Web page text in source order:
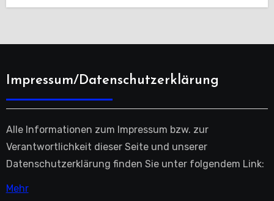
Impressum/Datenschutzerklärung
Alle Informationen zum Impressum bzw. zur
Verantwortlichkeit dieser Seite und unserer
Datenschutzerklärung finden Sie unter folgendem Link:
Mehr